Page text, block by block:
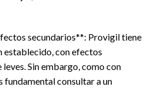
secundarios**: Provigil tiene
establecido, con efectos
Sin embargo, como con
fundamental consultar a un